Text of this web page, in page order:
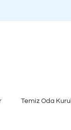
Temiz Oda